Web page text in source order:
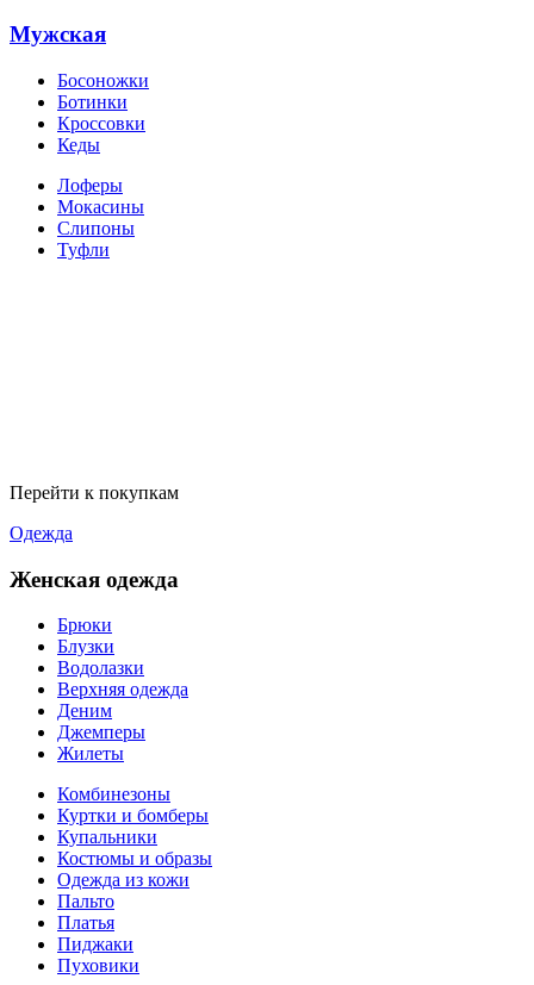
Мужская
Босоножки
Ботинки
Кроссовки
Кеды
Лоферы
Мокасины
Слипоны
Туфли
Перейти к покупкам
Одежда
Женская одежда
Брюки
Блузки
Водолазки
Верхняя одежда
Деним
Джемперы
Жилеты
Комбинезоны
Куртки и бомберы
Купальники
Костюмы и образы
Одежда из кожи
Пальто
Платья
Пиджаки
Пуховики